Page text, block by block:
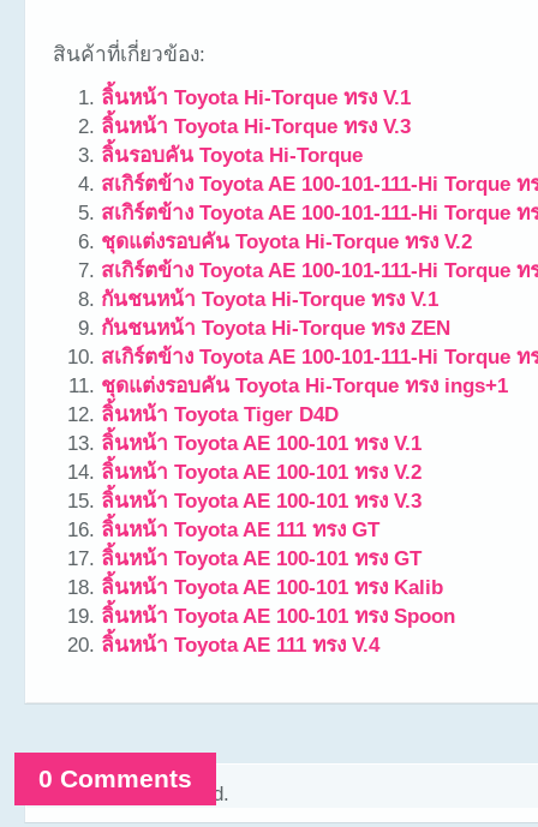
สินค้าที่เกี่ยวข้อง:
ลิ้นหน้า Toyota Hi-Torque ทรง V.1
ลิ้นหน้า Toyota Hi-Torque ทรง V.3
ลิ้นรอบคัน Toyota Hi-Torque
สเกิร์ตข้าง Toyota AE 100-101-111-Hi Torque ท
สเกิร์ตข้าง Toyota AE 100-101-111-Hi Torque ท
ชุดแต่งรอบคัน Toyota Hi-Torque ทรง V.2
สเกิร์ตข้าง Toyota AE 100-101-111-Hi Torque ท
กันชนหน้า Toyota Hi-Torque ทรง V.1
กันชนหน้า Toyota Hi-Torque ทรง ZEN
สเกิร์ตข้าง Toyota AE 100-101-111-Hi Torque
ชุดแต่งรอบคัน Toyota Hi-Torque ทรง ings+1
ลิ้นหน้า Toyota Tiger D4D
ลิ้นหน้า Toyota AE 100-101 ทรง V.1
ลิ้นหน้า Toyota AE 100-101 ทรง V.2
ลิ้นหน้า Toyota AE 100-101 ทรง V.3
ลิ้นหน้า Toyota AE 111 ทรง GT
ลิ้นหน้า Toyota AE 100-101 ทรง GT
ลิ้นหน้า Toyota AE 100-101 ทรง Kalib
ลิ้นหน้า Toyota AE 100-101 ทรง Spoon
ลิ้นหน้า Toyota AE 111 ทรง V.4
0 Comments
Comments are closed.